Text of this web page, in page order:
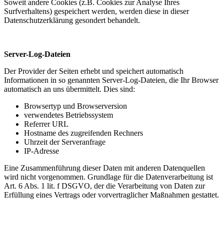
Soweit andere Cookies (z.B. Cookies zur Analyse Ihres
Surfverhaltens) gespeichert werden, werden diese in dieser
Datenschutzerklärung gesondert behandelt.
Server-Log-Dateien
Der Provider der Seiten erhebt und speichert automatisch
Informationen in so genannten Server-Log-Dateien, die Ihr Browser
automatisch an uns übermittelt. Dies sind:
Browsertyp und Browserversion
verwendetes Betriebssystem
Referrer URL
Hostname des zugreifenden Rechners
Uhrzeit der Serveranfrage
IP-Adresse
Eine Zusammenführung dieser Daten mit anderen Datenquellen
wird nicht vorgenommen. Grundlage für die Datenverarbeitung ist
Art. 6 Abs. 1 lit. f DSGVO, der die Verarbeitung von Daten zur
Erfüllung eines Vertrags oder vorvertraglicher Maßnahmen gestattet.